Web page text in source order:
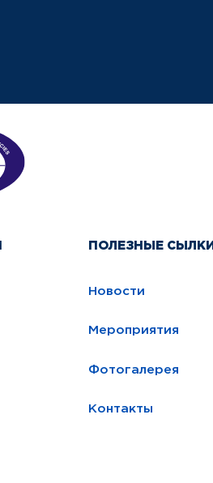
ПОЛЕЗНЫЕ СЫЛКИ
Новости
Мероприятия
Фотогалерея
Контакты